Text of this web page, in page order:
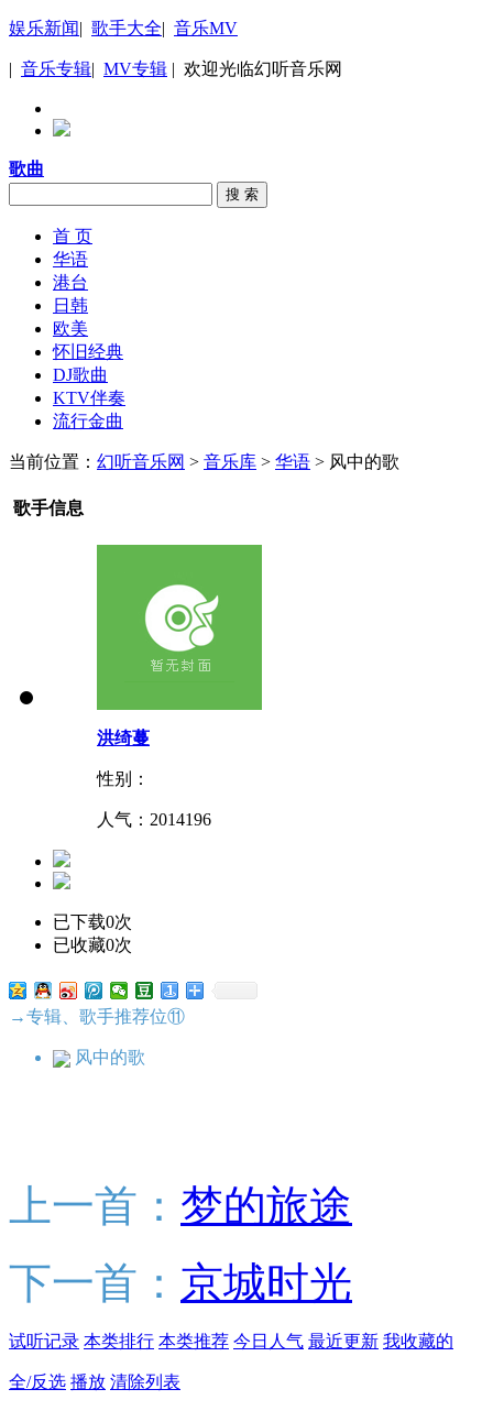
娱乐新闻| 歌手大全| 音乐MV
| 音乐专辑| MV专辑 | 欢迎光临幻听音乐网
歌曲
搜 索
首 页
华语
港台
日韩
欧美
怀旧经典
DJ歌曲
KTV伴奏
流行金曲
当前位置： 幻听音乐网 > 音乐库 > 华语 > 风中的歌
歌手信息
洪绮蔓
性别：
人气： 2014196
已下载0次
已收藏0次
→专辑、歌手推荐位⑪
风中的歌
上一首： 梦的旅途
下一首： 京城时光
试听记录 本类排行 本类推荐 今日人气 最近更新 我收藏的
全/反选 播放 清除列表